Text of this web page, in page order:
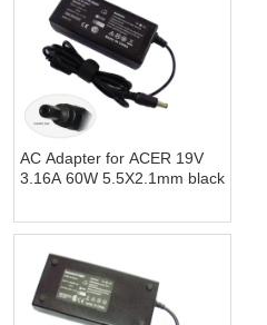
AC Adapter for ACER 19V
3.16A 60W 5.5X2.1mm black